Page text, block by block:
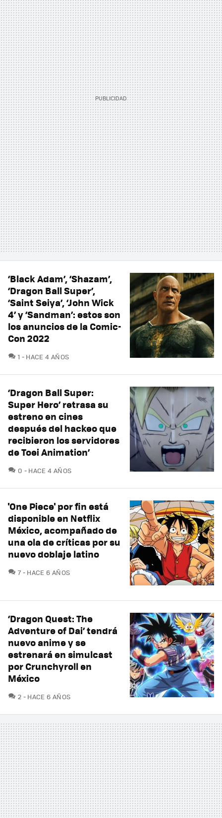
‘Black Adam’, ‘Shazam’,
‘Dragon Ball Super’,
‘Saint Seiya’, ‘John Wick
4’ y ‘Sandman’: estos son
los anuncios de la Comic-
Con 2022
1 COMENTARIOS
HACE 4 AÑOS
‘Dragon Ball Super:
Super Hero’ retrasa su
estreno en cines
después del hackeo que
recibieron los servidores
de Toei Animation’
0 COMENTARIOS
HACE 4 AÑOS
'One Piece' por fin está
disponible en Netflix
México, acompañado de
una ola de críticas por su
nuevo doblaje latino
7COMENTARIOS
HACE 6 AÑOS
‘Dragon Quest: The
Adventure of Dai’ tendrá
nuevo anime y se
estrenará en simulcast
por Crunchyroll en
México
2 COMENTARIOS
HACE 6 AÑOS